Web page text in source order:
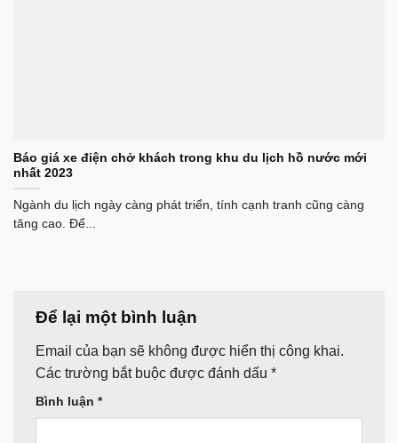
Báo giá xe điện chở khách trong khu du lịch hồ nước mới
nhất 2023
Ngành du lịch ngày càng phát triển, tính cạnh tranh cũng càng
tăng cao. Để...
Để lại một bình luận
Email của bạn sẽ không được hiển thị công khai.
Các trường bắt buộc được đánh dấu *
Bình luận *